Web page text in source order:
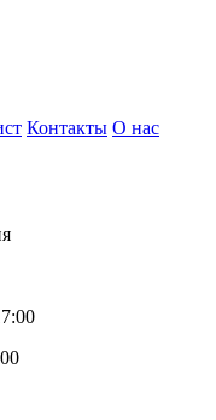
Контакты О нас